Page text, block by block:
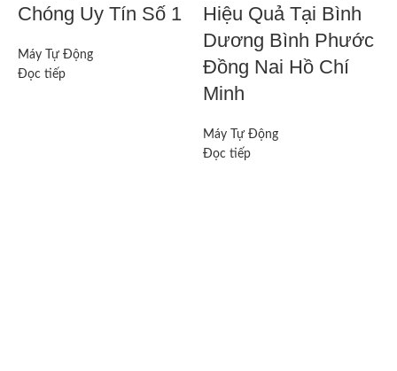
Chóng Uy Tín Số 1
Máy Tự Động
Đọc tiếp
Hiệu Quả Tại Bình
Dương Bình Phước
Đồng Nai Hồ Chí
Minh
Máy Tự Động
Đọc tiếp